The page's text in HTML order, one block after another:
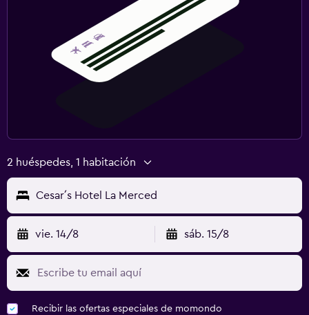
2 huéspedes, 1 habitación
Cesar´s Hotel La Merced
vie. 14/8 sáb. 15/8
Recibir las ofertas especiales de momondo